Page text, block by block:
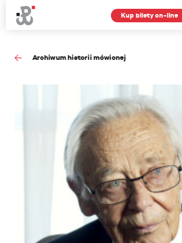
Kup bilety on-line
Archiwum historii mówionej